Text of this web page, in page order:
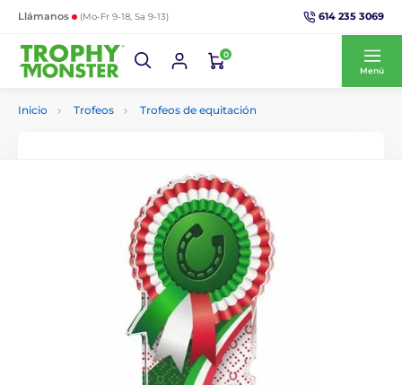
Llámanos (Mo-Fr 9-18, Sa 9-13) 614 235 3069
0
Menú
Inicio Trofeos Trofeos de equitación